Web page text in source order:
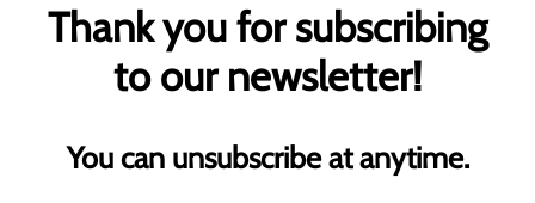
Thank you for subscribing
to our newsletter!
You can unsubscribe at anytime.